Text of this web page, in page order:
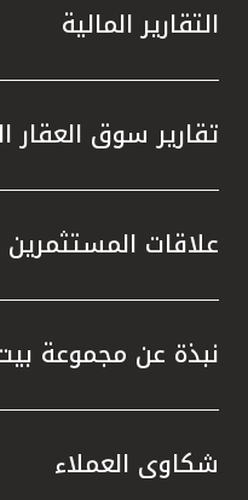
التقارير المالية
تقارير سوق العقار
علاقات المستثمرين
نبذة عن مجموعة
شكاوى العملاء